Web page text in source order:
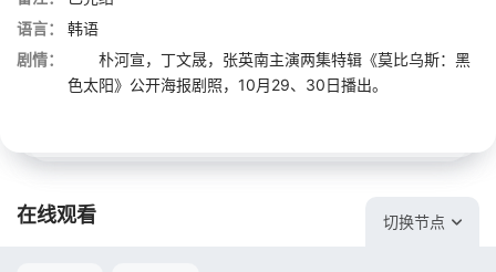
语言：
韩语
剧情：
朴河宣，丁文晟，张英南主演两集特辑《莫比乌斯：黑
色太阳》公开海报剧照，10月29、30日播出。
在线观看 切换节点